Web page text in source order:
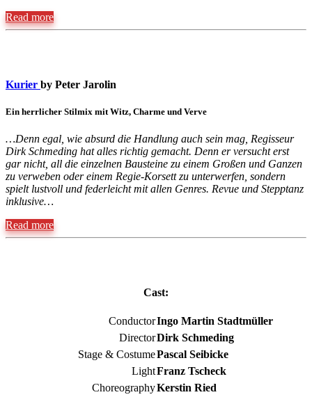
Read more
Kurier by Peter Jarolin
Ein herrlicher Stilmix mit Witz, Charme und Verve
…Denn egal, wie absurd die Handlung auch sein mag, Regisseur
Dirk Schmeding hat alles richtig gemacht. Denn er versucht erst
gar nicht, all die einzelnen Bausteine zu einem Großen und Ganzen
zu verweben oder einem Regie-Korsett zu unterwerfen, sondern
spielt lustvoll und federleicht mit allen Genres. Revue und Stepptanz
inklusive…
Read more
Cast:
ConductorIngo Martin Stadtmüller
DirectorDirk Schmeding
Stage & CostumePascal Seibicke
LightFranz Tscheck
ChoreographyKerstin Ried